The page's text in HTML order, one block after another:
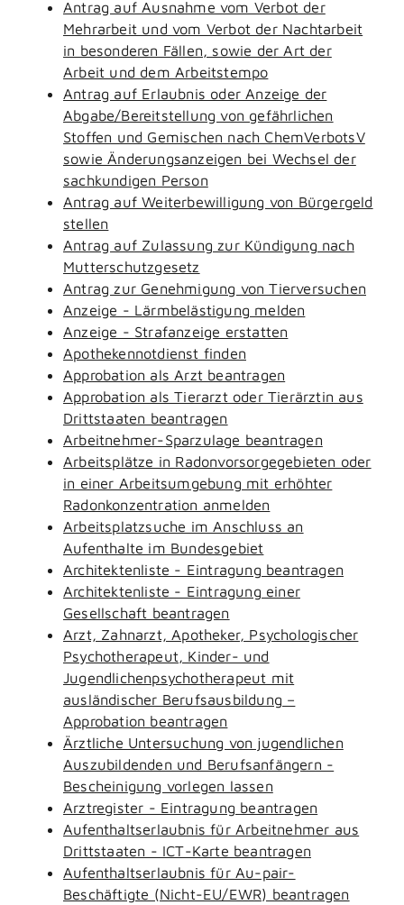
Antrag auf Ausnahme vom Verbot der
Mehrarbeit und vom Verbot der Nachtarbeit
in besonderen Fällen, sowie der Art der
Arbeit und dem Arbeitstempo
Antrag auf Erlaubnis oder Anzeige der
Abgabe/Bereitstellung von gefährlichen
Stoffen und Gemischen nach ChemVerbotsV
sowie Änderungsanzeigen bei Wechsel der
sachkundigen Person
Antrag auf Weiterbewilligung von Bürgergeld
stellen
Antrag auf Zulassung zur Kündigung nach
Mutterschutzgesetz
Antrag zur Genehmigung von Tierversuchen
Anzeige - Lärmbelästigung melden
Anzeige - Strafanzeige erstatten
Apothekennotdienst finden
Approbation als Arzt beantragen
Approbation als Tierarzt oder Tierärztin aus
Drittstaaten beantragen
Arbeitnehmer-Sparzulage beantragen
Arbeitsplätze in Radonvorsorgegebieten oder
in einer Arbeitsumgebung mit erhöhter
Radonkonzentration anmelden
Arbeitsplatzsuche im Anschluss an
Aufenthalte im Bundesgebiet
Architektenliste - Eintragung beantragen
Architektenliste - Eintragung einer
Gesellschaft beantragen
Arzt, Zahnarzt, Apotheker, Psychologischer
Psychotherapeut, Kinder- und
Jugendlichenpsychotherapeut mit
ausländischer Berufsausbildung –
Approbation beantragen
Ärztliche Untersuchung von jugendlichen
Auszubildenden und Berufsanfängern -
Bescheinigung vorlegen lassen
Arztregister - Eintragung beantragen
Aufenthaltserlaubnis für Arbeitnehmer aus
Drittstaaten - ICT-Karte beantragen
Aufenthaltserlaubnis für Au-pair-
Beschäftigte (Nicht-EU/EWR) beantragen